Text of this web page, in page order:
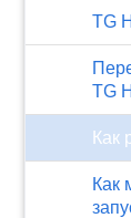
TG
TG
Как
Как